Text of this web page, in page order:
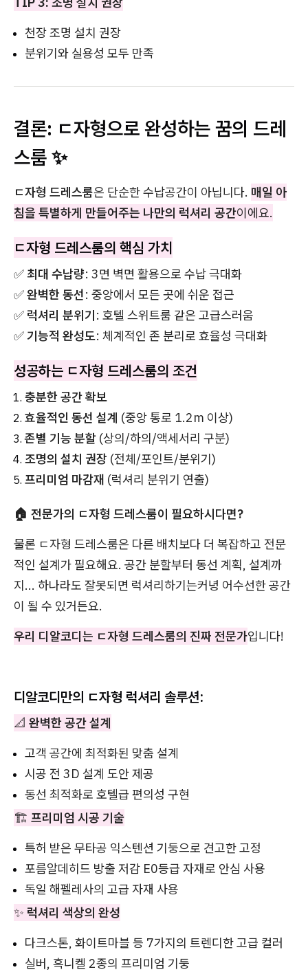
천장 조명 설치 권장
분위기와 실용성 모두 만족
결론: ㄷ자형으로 완성하는 꿈의 드레
스룸 ✨
ㄷ자형 드레스룸은 단순한 수납공간이 아닙니다. 매일 아
침을 특별하게 만들어주는 나만의 럭셔리 공간이에요.
ㄷ자형 드레스룸의 핵심 가치
✅최대 수납량: 3면 벽면 활용으로 수납 극대화
✅완벽한 동선: 중앙에서 모든 곳에 쉬운 접근
✅ 럭셔리 분위기: 호텔 스위트룸 같은 고급스러움
✅기능적 완성도: 체계적인 존 분리로 효율성 극대화
성공하는 ㄷ자형 드레스룸의 조건
충분한 공간 확보
효율적인 동선 설계 (중앙 통로 1.2m 이상)
존별 기능 분할 (상의/하의/액세서리 구분)
조명의 설치 권장 (전체/포인트/분위기)
프리미엄 마감재 (럭셔리 분위기 연출)
🏠 전문가의 ㄷ자형 드레스룸이 필요하시다면?
물론 ㄷ자형 드레스룸은 다른 배치보다 더 복잡하고 전문
적인 설계가 필요해요. 공간 분할부터 동선 계획, 설계까
지... 하나라도 잘못되면 럭셔리하기는커녕 어수선한 공간
이 될 수 있거든요.
우리 디알코디는 ㄷ자형 드레스룸의 진짜 전문가입니다!
디알코디만의 ㄷ자형 럭셔리 솔루션:
📐 완벽한 공간 설계
고객 공간에 최적화된 맞춤 설계
시공 전 3D 설계 도안 제공
동선 최적화로 호텔급 편의성 구현
🏗️ 프리미엄 시공 기술
특허 받은 무타공 익스텐션 기둥으로 견고한 고정
포름알데히드 방출 저감 E0등급 자재로 안심 사용
독일 해펠레사의 고급 자재 사용
✨ 럭셔리 색상의 완성
다크스톤, 화이트마블 등 7가지의 트렌디한 고급 컬러
실버, 흑니켈 2종의 프리미엄 기둥